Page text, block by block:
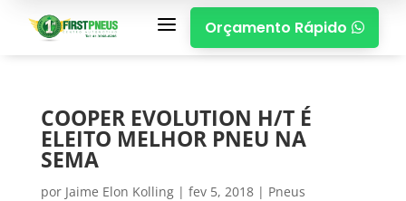
a Orçamento Rápido 
COOPER EVOLUTION H/T É
ELEITO MELHOR PNEU NA
SEMA
por Jaime Elon Kolling| fev 5, 2018| Pneus